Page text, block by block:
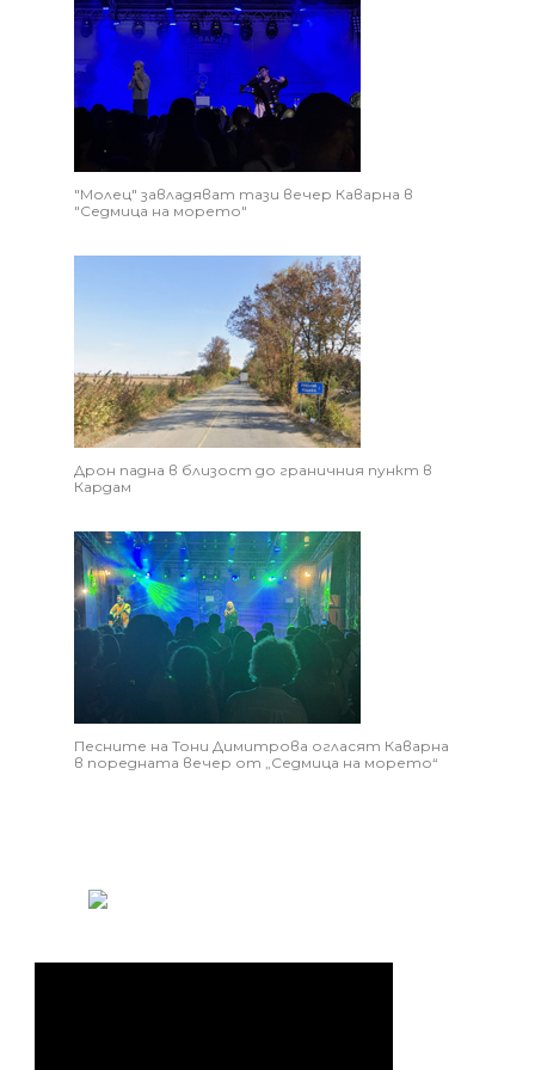
"Молец" завладяват тази вечер Каварна в
"Седмица на морето"
Дрон падна в близост до граничния пункт в
Кардам
Песните на Тони Димитрова огласят Каварна
в поредната вечер от „Седмица на морето“